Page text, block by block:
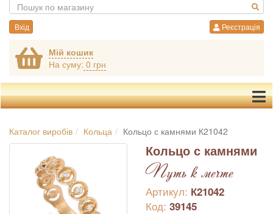
Вхід Реєстрація
Мій кошик
На суму: 0 грн
Каталог виробів Кольца Кольцо с камнями К21042
Кольцо с камнями
Путь к мечте
Артикул: К21042
Код: 39145